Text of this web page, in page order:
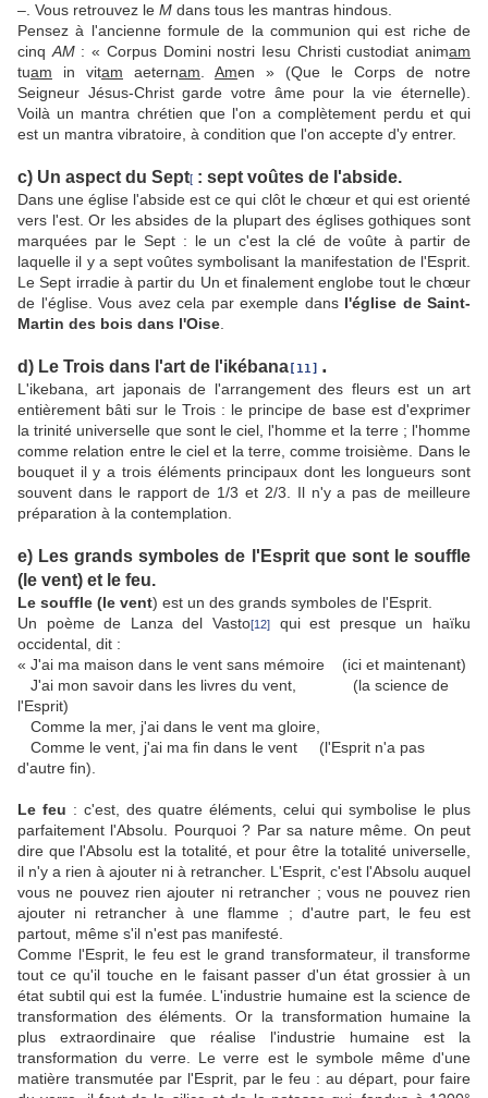
–. Vous retrouvez le M dans tous les mantras hindous.
Pensez à l'ancienne formule de la communion qui est riche de
cinq AM: « Corpus Domini nostri Iesu Christi custodiat animam
tuam in vitam aeternam Amen » (Que le Corps de notre
Seigneur Jésus-Christ garde votre âme pour la vie éternelle).
Voilà un mantra chrétien que l'on a complètement perdu et qui
est un mantra vibratoire, à condition que l'on accepte d'y entrer.
c) Un aspect du Sept[ : sept voûtes de l'abside.
Dans une église l'abside est ce qui clôt le chœur et qui est orienté
vers l'est. Or les absides de la plupart des églises gothiques sont
marquées par le Sept : le un c'est la clé de voûte à partir de
laquelle il y a sept voûtes symbolisant la manifestation de l'Esprit.
Le Sept irradie à partir du Un et finalement englobe tout le chœur
de l'église. Vous avez cela par exemple dans l'église de Saint-
Martin des bois dans l'Oise
d) Le Trois dans l'art de l'ikébana [11] .
L'ikebana, art japonais de l'arrangement des fleurs est un art
entièrement bâti sur le Trois : le principe de base est d'exprimer
la trinité universelle que sont le ciel, l'homme et la terre ; l'homme
comme relation entre le ciel et la terre, comme troisième. Dans le
bouquet il y a trois éléments principaux dont les longueurs sont
souvent dans le rapport de 1/3 et 2/3. Il n'y a pas de meilleure
préparation à la contemplation.
e) Les grands symboles de l'Esprit que sont le souffle
(le vent) et le feu.
Le souffle (le vent) est un des grands symboles de l'Esprit.
Un poème de Lanza del Vasto[12]
qui est presque un haïku
occidental, dit :
« J'ai ma maison dans le vent sans mémoire (ici et maintenant)
J'ai mon savoir dans les livres du vent, (la science de
l'Esprit)
Comme la mer, j'ai dans le vent ma gloire,
Comme le vent, j'ai ma fin dans le vent (l'Esprit n'a pas
d'autre fin).
Le feu : c'est, des quatre éléments, celui qui symbolise le plus
parfaitement l'Absolu. Pourquoi ? Par sa nature même. On peut
dire que l'Absolu est la totalité, et pour être la totalité universelle,
il n'y a rien à ajouter ni à retrancher. L'Esprit, c'est l'Absolu auquel
vous ne pouvez rien ajouter ni retrancher ; vous ne pouvez rien
ajouter ni retrancher à une flamme ; d'autre part, le feu est
partout, même s'il n'est pas manifesté.
Comme l'Esprit, le feu est le grand transformateur, il transforme
tout ce qu'il touche en le faisant passer d'un état grossier à un
état subtil qui est la fumée. L'industrie humaine est la science de
transformation des éléments. Or la transformation humaine la
plus extraordinaire que réalise l'industrie humaine est la
transformation du verre. Le verre est le symbole même d'une
matière transmutée par l'Esprit, par le feu : au départ, pour faire